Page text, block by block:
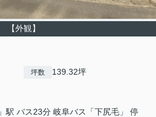
【外観】
坪数 139.32坪
」駅 バス23分 岐阜バス「下尻毛」 停